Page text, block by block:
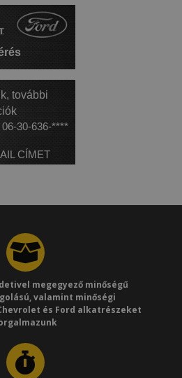
további
06-30-636-****
CÍMET
megegyező minőségű
valamint minőségi
és Ford alkatrészeket